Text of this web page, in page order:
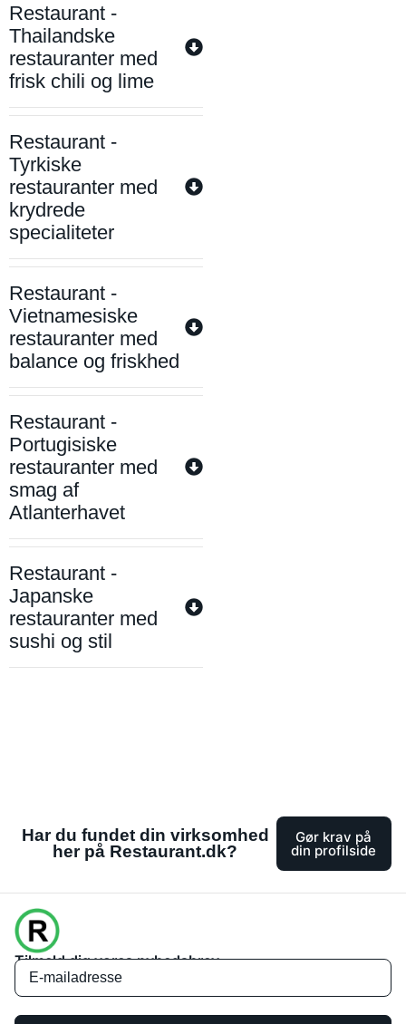
Restaurant -
Thailandske
restauranter med
frisk chili og lime
Restaurant -
Tyrkiske
restauranter med
krydrede
specialiteter
Restaurant -
Vietnamesiske
restauranter med
balance og friskhed
Restaurant -
Portugisiske
restauranter med
smag af
Atlanterhavet
Restaurant -
Japanske
restauranter med
sushi og stil
Har du fundet din virksomhed
her på Restaurant.dk?
Gør krav på
din profilside
Tilmeld dig vores nyhedsbrev